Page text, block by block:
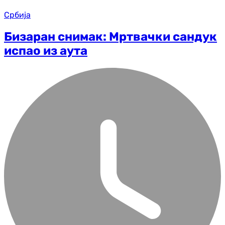
Србија
Бизаран снимак: Мртвачки сандук
испао из аута